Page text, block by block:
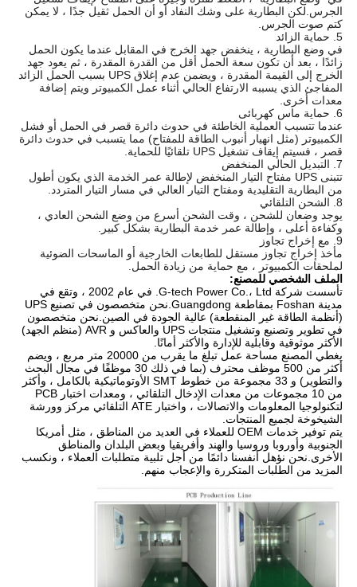
الجرس.لكن البطارية على وشك النفاد أو أن الحمل ثقيل جدًا ، لا يمكن
كتم صوت الجرس.
5. حماية الزائد
في وضع البطارية ، ينخفض ​​جهد الخرج في المقابل عندما يكون الحمل
زائدًا ، بعد أن تكون سعة الحمل أقل من القدرة المقدرة ، ثم يعود جهد
الخرج إلى القيمة المقدرة ، ويضمن عدم إغلاق UPS بسبب الحمل الزائد
المفاجئ الذي يسببه الارتفاع الحالي أثناء عمل الكمبيوتر ويتم إضافة
معدات أخرى.
6. حماية ماس كهربائى
عندما تتسبب العملية الخاطئة في حدوث دائرة قصر في الحمل أو فشل
الكمبيوتر (مثل انهيار أنبوب الطاقة للمفتاح) مما يتسبب في حدوث دائرة
قصر ، فسيتم إيقاف تشغيل UPS تلقائيًا للحماية.
7. التبديل الحالي المنخفض
تتبنى UPS مفتاح التيار المنخفض لإطالة عمر الخدمة الذي يكون أطول
من البطارية التقليدية ومفتاح التيار العالي في مسار التيار المتردد.
8. الشحن التلقائي
يوجد وضعان للشحن ، وقت الشحن أسرع من وضع الشحن العادي ،
وكفاءة أعلى ، وإطالة عمر خدمة البطارية بشكل كبير.
9. مع إخراج تجاوز
مأخذ إخراج تجاوز مستقل للطابعات الخارجية أو الماسحات الضوئية
لملحقات الكمبيوتر ، مع حماية من زيادة الحمل.
الملف الشخصي للمصنع:
تأسست شركة G-tech Power Co.، Ltd. في عام 2002 ، وتقع في
مدينة Foshan بمقاطعة Guangdong.نحن متخصصون في تصنيع UPS
(أنظمة الطاقة غير المنقطعة) عالية الجودة في الصين.نحن متخصصون
في تطوير وتصنيع وتشغيل منتجات UPS والعاكس و AVR (منظم الجهد)
الأكثر موثوقية وقابلية للإدارة والأكثر أمانًا.
يغطي المصنع مساحة عمل تبلغ ما يقرب من 20000 متر مربع ، ويضم
أكثر من 500 موظف محترف (بما في ذلك 30 موظفًا في مجال البحث
والتطوير) و 33 مجموعة من خطوط SMT الأوتوماتيكية بالكامل ، وأكثر
من 10 مجموعات من معدات الإدخال التلقائي ، ومعدات اختبار PCB
لتكنولوجيا المعلومات والاتصالات ، واختبار ATE التلقائي مركز وورشة
الشيخوخة لجميع المنتجات.
يتم توفير خدمات OEM للعملاء في العديد من المناطق ، مثل أمريكا
الجنوبية وأوروبا وروسيا والهند وأفريقيا وبعض البلدان والمناطق
الأخرى.نحن نؤهل أنفسنا دائمًا من أجل تلبية متطلبات العملاء ، ونكسب
المزيد من الطلبات المتكررة والإعجاب منهم.